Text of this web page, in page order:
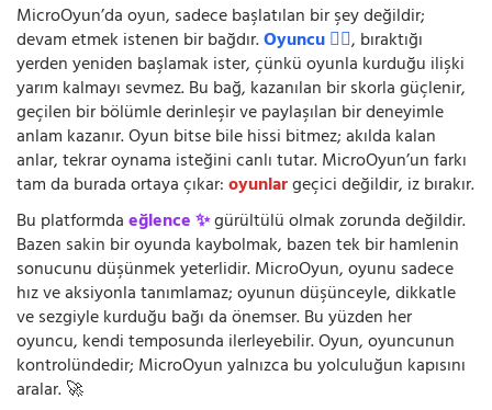
MicroOyun’da oyun, sadece başlatılan bir şey değildir;
devam etmek istenen bir bağdır.Oyuncu 🧍‍♂️, bıraktığı
yerden yeniden başlamak ister, çünkü oyunla kurduğu ilişki
yarım kalmayı sevmez. Bu bağ, kazanılan bir skorla güçlenir,
geçilen bir bölümle derinleşir ve paylaşılan bir deneyimle
anlam kazanır. Oyun bitse bile hissi bitmez; akılda kalan
anlar, tekrar oynama isteğini canlı tutar. MicroOyun’un farkı
tam da burada ortaya çıkar:oyunlargeçici değildir, iz bırakır.
Bu platformdaeğlence ✨gürültülü olmak zorunda değildir.
Bazen sakin bir oyunda kaybolmak, bazen tek bir hamlenin
sonucunu düşünmek yeterlidir. MicroOyun, oyunu sadece
hız ve aksiyonla tanımlamaz; oyunun düşünceyle, dikkatle
ve sezgiyle kurduğu bağı da önemser. Bu yüzden her
oyuncu, kendi temposunda ilerleyebilir. Oyun, oyuncunun
kontrolündedir; MicroOyun yalnızca bu yolculuğun kapısını
aralar. 🚀